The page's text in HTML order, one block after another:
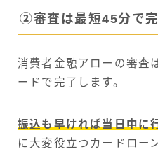
②審査は最短45分で
消費者金融アローの審査
ードで完了します。
振込も早ければ当日中に
に大変役立つカードロー